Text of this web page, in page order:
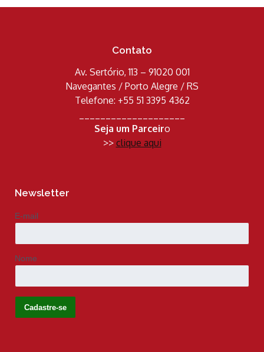
Contato
Av. Sertório, 113 – 91020 001
Navegantes / Porto Alegre / RS
Telefone: +55 51 3395 4362
Seja um Parceiro
>> clique aqui
Newsletter
E-mail
Nome